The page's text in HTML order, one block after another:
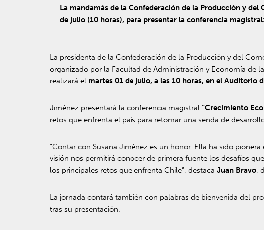
La mandamás de la Confederación de la Producción y
de julio (10 horas), para presentar la conferencia
La presidenta de la Confederación de la Producción y del
organizado por la Facultad de Administración y Economía de
realizará el martes 01 de julio, a las 10 horas, en el Auditorio
Jiménez presentará la conferencia magistral“Crecimiento
retos que enfrenta el país para retomar una senda de
“Contar con Susana Jiménez es un honor. Ella ha sido
visión nos permitirá conocer de primera fuente los desafíos
los principales retos que enfrenta Chile”, destacaJuan Bravo,
La jornada contará también con palabras de bienvenida del
tras su presentación.